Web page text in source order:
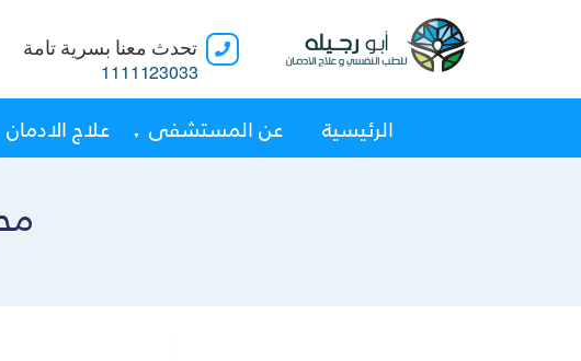
تحدث معنا بسرية تامة
1111123033
الرئيسية عن المستشفى علاج الادمان